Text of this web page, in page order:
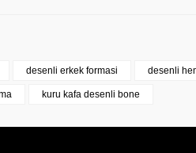
desenli erkek formasi desenli
kuru kafa desenli bone